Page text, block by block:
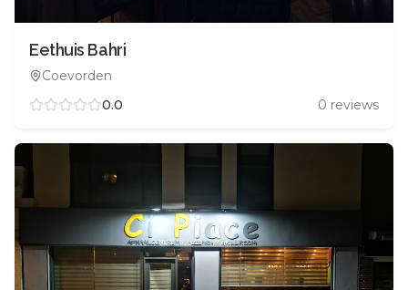
Eethuis Bahri
Coevorden
0.0
0 reviews